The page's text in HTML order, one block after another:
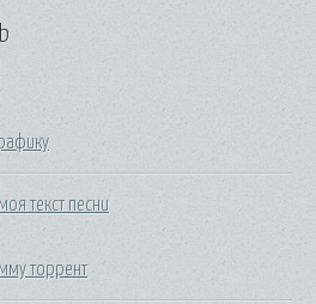
текст песни
торрент